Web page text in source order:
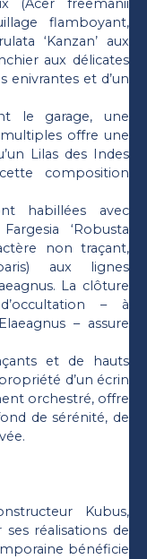
(Acer freemanii
flamboyant,
‘Kanzan’ aux
aux délicates
enivrantes et d’un
le garage, une
multiples offre une
Lilas des Indes
composition
habillées avec
‘Robusta
non traçant,
aux lignes
La clôture
– à
– assure
et de hauts
d’un écrin
orchestré, offre
de sérénité, de
Kubus,
réalisations de
bénéficie